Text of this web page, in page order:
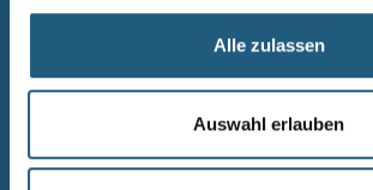
Alle zulassen
Auswahl erlauben
Telefon: 0361 573925090